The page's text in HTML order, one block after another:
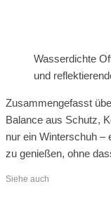
Wasserdichte
und
Zusammengefasst
Balance aus Schutz,
nur ein Winterschuh –
zu genießen, ohne
Siehe auch